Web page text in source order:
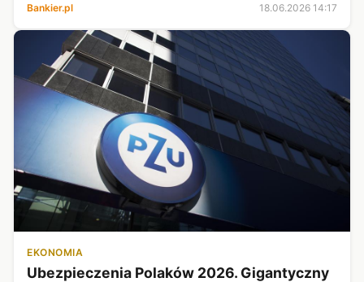
popełnienia oszust...
Bankier.pl 18.06.2026 14:17
EKONOMIA
Ubezpieczenia Polaków 2026. Gigantyczny